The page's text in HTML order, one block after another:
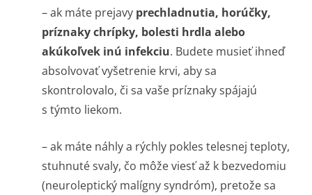
– ak máte prejavy prechladnutia, horúčky,
príznaky chrípky, bolesti hrdla alebo
akúkoľvek inú infekciu. Budete musieť ihneď
absolvovať vyšetrenie krvi, aby sa
skontrolovalo, či sa vaše príznaky spájajú
s týmto liekom.
– ak máte náhly a rýchly pokles telesnej teploty,
stuhnuté svaly, čo môže viesť až k bezvedomiu
(neuroleptický malígny syndróm), pretože sa